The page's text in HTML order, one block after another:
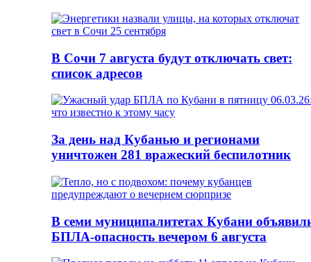
В Сочи 7 августа будут отключать свет:
список адресов
За день над Кубанью и регионами
уничтожен 281 вражеский беспилотник
В семи муниципалитетах Кубани
БПЛА-опасность вечером 6 августа